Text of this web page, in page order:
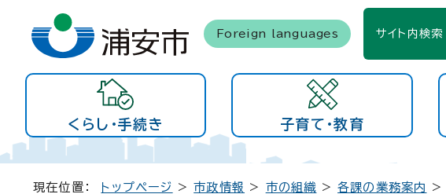
Foreign languages サイト内検索
くらし・手続き 子育て・教育
現在位置： トップページ >市政情報 > 市の組織 >各課の業務案内 >